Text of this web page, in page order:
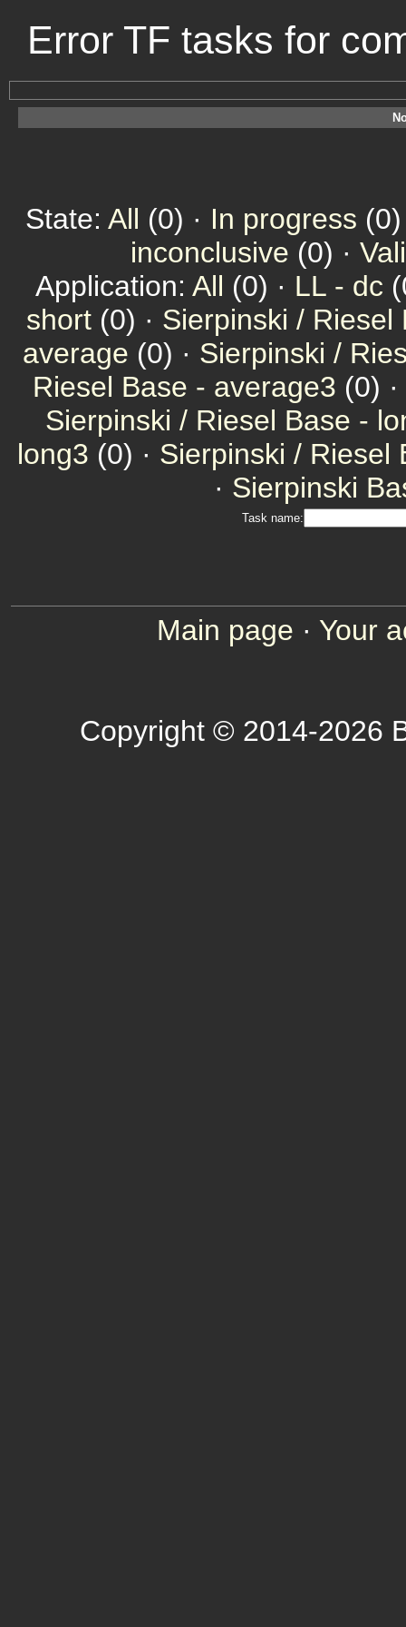
Error TF tasks for
State: All (0) · In progress
inconclusive (0) ·
Application: All (0) · LL - dc
short (0) · Sierpinski / Riesel
average (0) · Sierpinski /
Riesel Base - average3 (0) ·
Sierpinski / Riesel Base -
long3 (0) · Sierpinski / Riesel
· Sierpinski
Task name:
Main page · Your
Copyright © 2014-2026